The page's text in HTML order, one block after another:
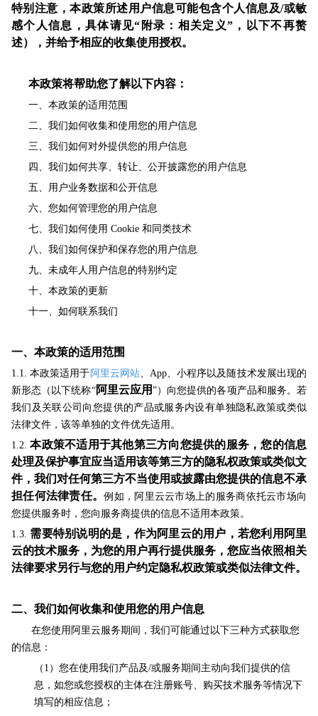
特别注意，本政策所述用户信息可能包含个人信息及/或敏
感个人信息，具体请见“附录：相关定义”，以下不再赘
述），并给予相应的收集使用授权。
本政策将帮助您了解以下内容：
一、本政策的适用范围
二、 我们如何收集和使用您的用户信息
三、我们如何对外提供您的用户信息
四、我们如何共享、转让、公开披露您的用户信息
五、用户业务数据和公开信息
六、您如何管理您的用户信息
七、我们如何使用 Cookie 和同类技术
八 、我们如何保护和保存您的用户信息
九、未成年人用户信息的特别约定
十、本政策的更新
十一、如何联系我们
一、本政策的适用范围
1.1. 本政策适用于 阿里云网站、App、小程序以及随技术发展出现的
新形态（以下统称“阿里云应用 ”）向您提供的各项产品和服务。若
我们及关联公司向您提供的产品或服务内设有单独隐私政策或类似
法律文件，该等单独的文件优先适用。
1.2.本政策不适用于其他第三方向您提供的服务，您的信息
处理及保护事宜应当适用该等第三方的隐私权政策或类似文
件，我们对任何第三方不当使用或披露由您提供的信息不承
担任何法律责任。例如，阿里云云市场上的服务商依托云市场向
您提供服务时，您向服务商提供的信息不适用本政策。
1.3. 需要特别说明的是，作为阿里云的用户，若您利用阿里
云的技术服务，为您的用户再行提供服务，您应当依照相关
法律要求另行与您的用户约定隐私权政策或类似法律文件。
二、我们如何收集和使用您的用户信息
在您使用阿里云服务期间，我们可能通过以下三种方式获取您
的信息：
（1）您在使用我们产品及/或服务期间主动向我们提供的信
息，如您或您授权的主体在注册账号、购买技术服务等情况下
填写的相应信息；